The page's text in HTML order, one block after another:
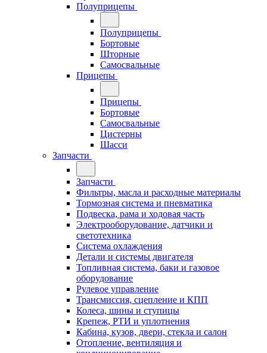
Полуприцепы
Полуприцепы
Бортовые
Шторные
Самосвальные
Прицепы
Прицепы
Бортовые
Самосвальные
Цистерны
Шасси
Запчасти
Запчасти
Фильтры, масла и расходные материалы
Тормозная система и пневматика
Подвеска, рама и ходовая часть
Электрооборудование, датчики и
светотехника
Система охлаждения
Детали и системы двигателя
Топливная система, баки и газовое
оборудование
Рулевое управление
Трансмиссия, сцепление и КПП
Колеса, шины и ступицы
Крепеж, РТИ и уплотнения
Кабина, кузов, двери, стекла и салон
Отопление, вентиляция и